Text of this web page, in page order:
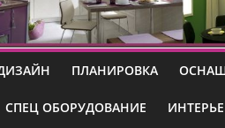
ПЛАНИРОВКА
СПЕЦ ОБОРУДОВАНИЕ